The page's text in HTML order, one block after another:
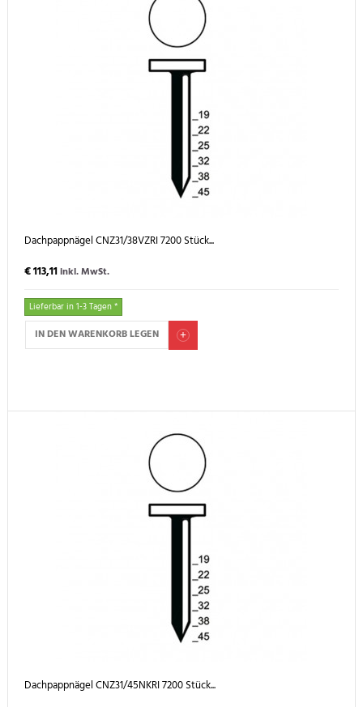
Dachpappnägel CNZ31/38VZRI 7200 Stück...
€ 113,11inkl. MwSt.
Lieferbar in 1-3 Tagen *
IN DEN WARENKORB LEGEN
Dachpappnägel CNZ31/45NKRI 7200 Stück...